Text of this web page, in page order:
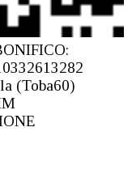
(Toba60)